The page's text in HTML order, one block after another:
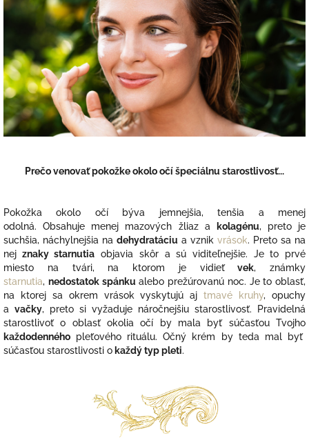
y
v
ý
p
i
s
u
Prečo venovať pokožke okolo očí špeciálnu starostlivosť...
Pokožka okolo očí býva jemnejšia, tenšia a menej
odolná.Obsahuje menej mazových žliaz a kolagénu, preto je
suchšia, náchylnejšia na dehydratáciu a vznik vrások. Preto sa na
nej znaky starnutia objavia skôr a sú viditeľnejšie. Je to prvé
miesto na tvári, na ktorom je vidieťvek, známky
starnutia, nedostatok spánku alebo prežúrovanú noc. Je to oblasť,
na ktorej sa okrem vrások vyskytujú ajtmavé kruhy, opuchy
a vačky, preto si vyžaduje náročnejšiu starostlivosť.
Pravidelná
starostlivoť o oblasť okolia očí by mala byť súčasťou Tvojho
každodenného pleťového rituálu.Očný krém by teda mal byť
súčasťou starostlivosti o každý typ pleti.